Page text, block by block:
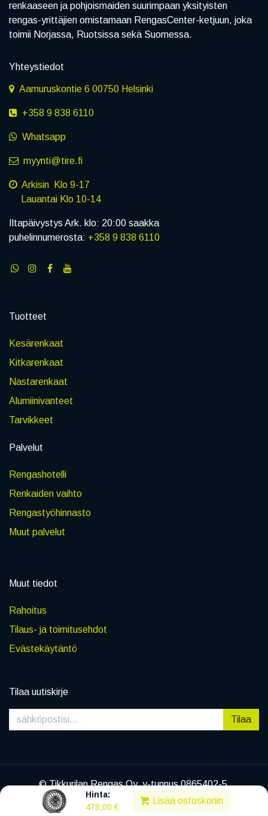
Hinta:
478,00 €
Lisää ostoskoriin
renkaaseen ja pohjoismaiden suurimpaan yksityisten
rengas-yrittäjien omistamaan RengasCenter-ketjuun, joka
toimii Norjassa, Ruotsissa sekä Suomessa.
Yhteystiedot
Aamuruskontie 6 00750 Helsinki
+358 9 838 6110
Whatsapp
myynti@tire.fi
Arkisin Klo 9-17
Lauantai Klo 10-14
Iltapäivystys Ark. klo: 20:00 saakka
puhelinnumerosta: +358 9 838 6110
Tuotteet
Kesärenkaat
Kitkarenkaat
Nastarenkaat
Alumiinivanteet
Tarvikkeet
Palvelut
Rengashotelli
Renkaiden vaihto
Rengastyöhinnasto
Muut palvelut
Muut tiedot
Rahoitus
Tilaus- ja toimitusehdot
Evästekäytäntö
Tilaa uutiskirje
Tilaa
© Tikkurilan Rengas Oy, y-tunnus 0865402-5
|Tietosuojaseloste